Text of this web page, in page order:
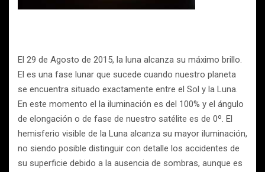
El 29 de Agosto de 2015, la luna alcanza su máximo brillo.
El es una fase lunar que sucede cuando nuestro planeta
se encuentra situado exactamente entre el Sol y la Luna.
En este momento el la iluminación es del 100% y el ángulo
de elongación o de fase de nuestro satélite es de 0º. El
hemisferio visible de la Luna alcanza su mayor iluminación,
no siendo posible distinguir con detalle los accidentes de
su superficie debido a la ausencia de sombras, aunque es